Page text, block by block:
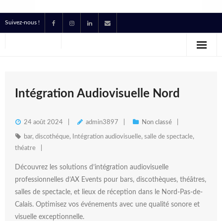
Suivez-nous !
Prestataire Technique Événementiel
Contact
Intégration Audiovisuelle Nord
24 août 2024 admin3897 Non classé
bar, discothéque, Intégration audiovisuelle, salle de spectacle,
théatre
Découvrez les solutions d’intégration audiovisuelle
professionnelles d’AX Events pour bars, discothèques, théâtres,
salles de spectacle, et lieux de réception dans le Nord-Pas-de-
Calais. Optimisez vos événements avec une qualité sonore et
visuelle exceptionnelle.